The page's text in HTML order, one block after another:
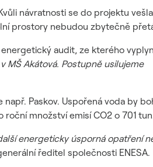
návratnosti se do projektu
prostory nebudou zbytečně
audit, ze kterého
MŠ Akátová. Postupně usilujeme
Paskov. Uspořená voda by
množství emisí CO2 o 701
energeticky úsporná opatření
ředitel společnosti ENESA.